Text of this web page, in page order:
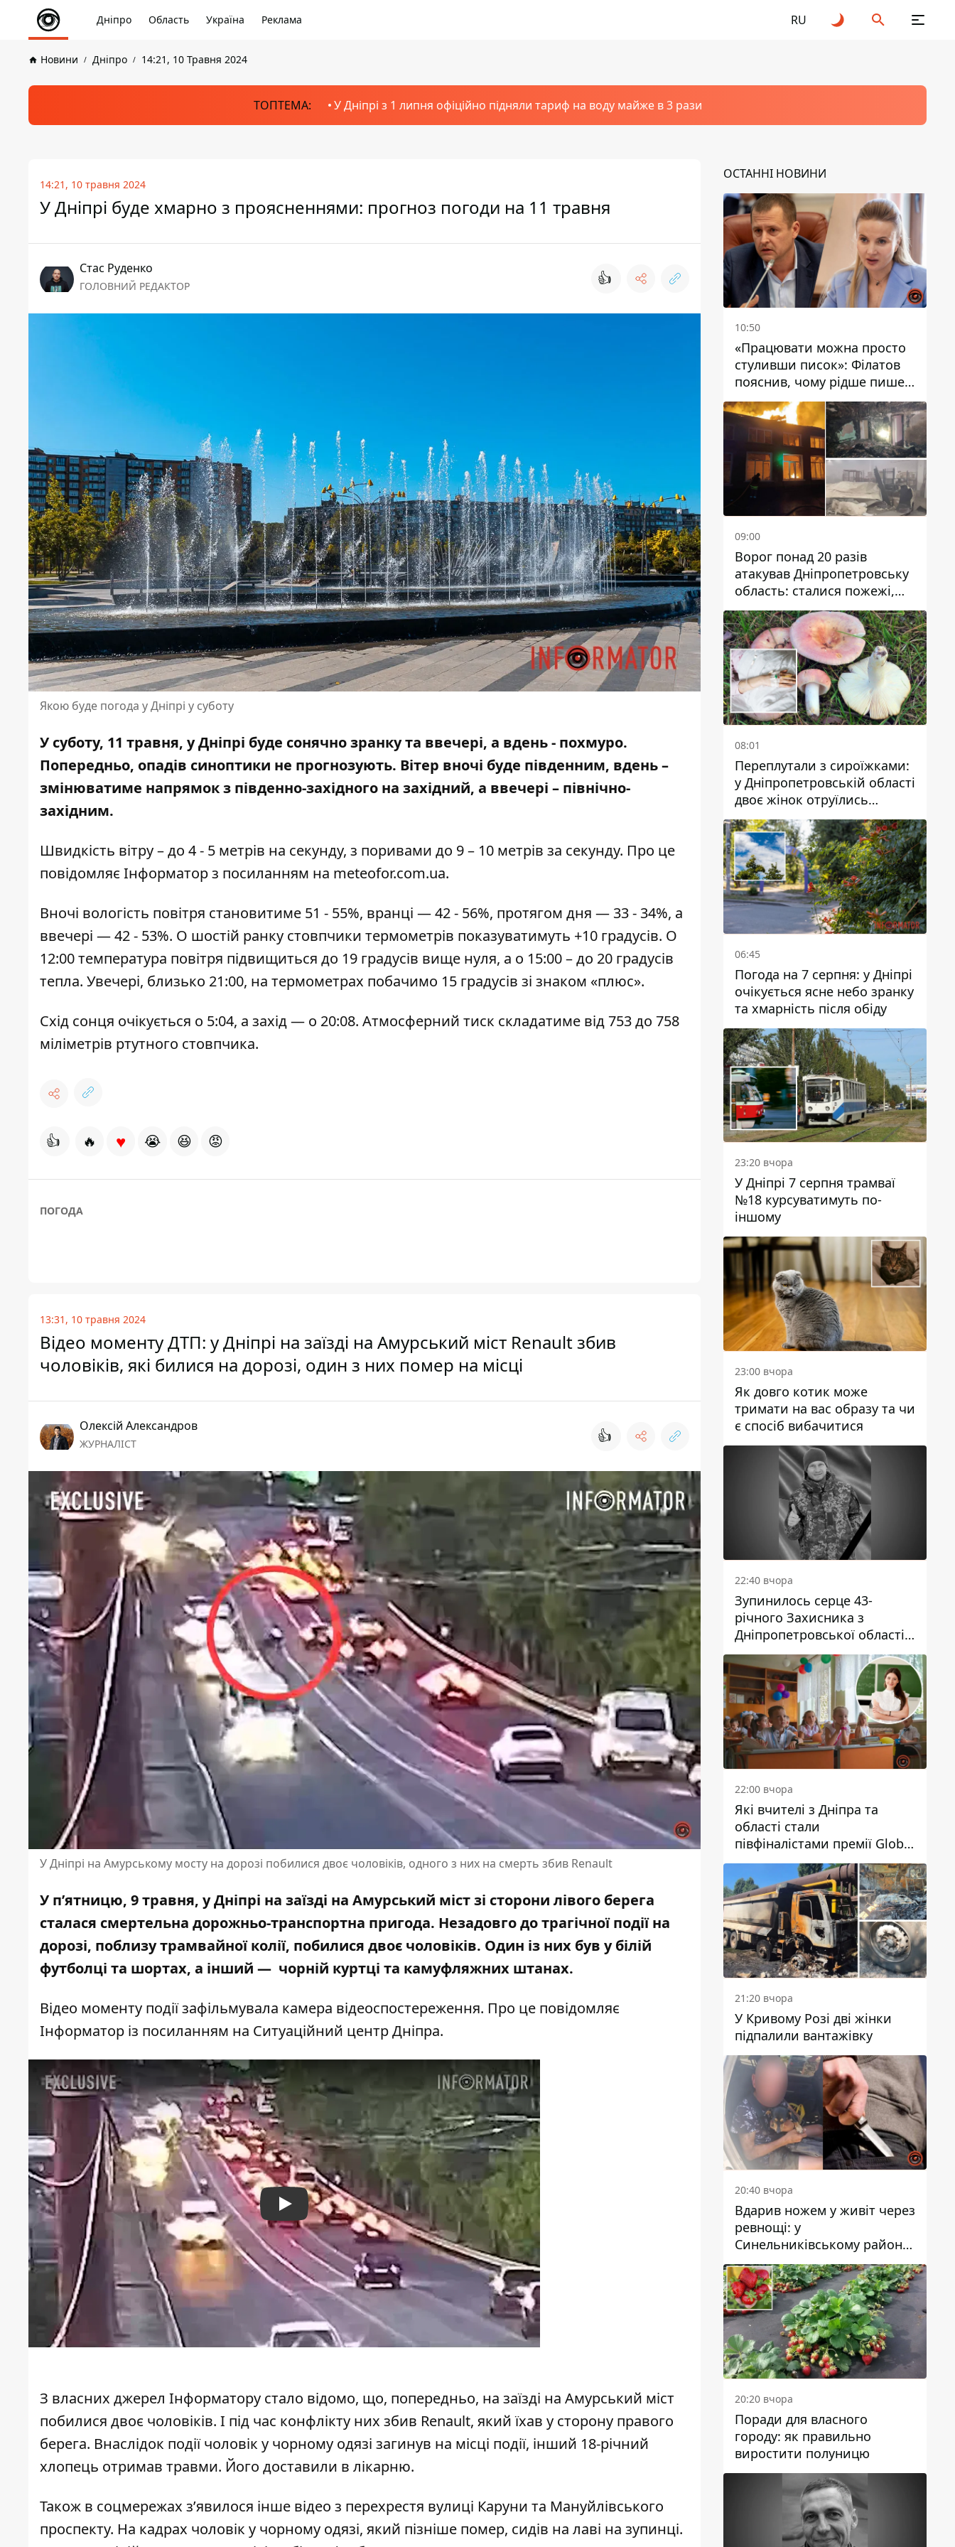
Дніпро Область Україна Реклама RU
Новини Дніпро 14:21, 10 Травня 2024
ТОПТЕМА: У Дніпрі з 1 липня офіційно підняли тариф на воду майже в 3 рази
14:21, 10 травня 2024
У Дніпрі буде хмарно з проясненнями: прогноз погоди на 11 травня
Стас Руденко
ГОЛОВНИЙ РЕДАКТОР 👍
Якою буде погода у Дніпрі у суботу
У суботу, 11 травня, у Дніпрі буде сонячно зранку та ввечері, а вдень - похмуро.
Попередньо, опадів синоптики не прогнозують. Вітер вночі буде південним, вдень –
змінюватиме напрямок з південно-західного на західний, а ввечері – північно-
західним.
Швидкість вітру – до 4 - 5 метрів на секунду, з поривами до 9 – 10 метрів за секунду. Про це
повідомляє Інформатор з посиланням на meteofor.com.ua.
Вночі вологість повітря становитиме 51 - 55%, вранці — 42 - 56%, протягом дня — 33 - 34%, а
ввечері — 42 - 53%. О шостій ранку стовпчики термометрів показуватимуть +10 градусів. О
12:00 температура повітря підвищиться до 19 градусів вище нуля, а о 15:00 – до 20 градусів
тепла. Увечері, близько 21:00, на термометрах побачимо 15 градусів зі знаком «плюс».
Схід сонця очікується о 5:04, а захід — о 20:08. Атмосферний тиск складатиме від 753 до 758
міліметрів ртутного стовпчика.
👍 🔥 ♥ 😭 😆 😡
ПОГОДА
13:31, 10 травня 2024
Відео моменту ДТП: у Дніпрі на заїзді на Амурський міст Renault збив
чоловіків, які билися на дорозі, один з них помер на місці
Олексій Александров
ЖУРНАЛІСТ 👍
У Дніпрі на Амурському мосту на дорозі побилися двоє чоловіків, одного з них на смерть збив Renault
У п’ятницю, 9 травня, у Дніпрі на заїзді на Амурський міст зі сторони лівого берега
сталася смертельна дорожньо-транспортна пригода. Незадовго до трагічної події на
дорозі, поблизу трамвайної колії, побилися двоє чоловіків. Один із них був у білій
футболці та шортах, а інший — чорній куртці та камуфляжних штанах.
Відео моменту події зафільмувала камера відеоспостереження. Про це повідомляє
Інформатор із посиланням на Ситуаційний центр Дніпра.
Play
З власних джерел Інформатору стало відомо, що, попередньо, на заїзді на Амурський міст
побилися двоє чоловіків. І під час конфлікту них збив Renault, який їхав у сторону правого
берега. Внаслідок події чоловік у чорному одязі загинув на місці події, інший 18-річний
хлопець отримав травми. Його доставили в лікарню.
Також в соцмережах з’явилося інше відео з перехрестя вулиці Каруни та Мануйлівського
проспекту. На кадрах чоловік у чорному одязі, який пізніше помер, сидів на лаві на зупинці.
ОСТАННІ НОВИНИ
10:50
«Працювати можна просто
стуливши писок»: Філатов
пояснив, чому рідше пише у
соцмережах та
розкритикував медійність
чиновників
09:00
Ворог понад 20 разів
атакував Дніпропетровську
область: сталися пожежі,
постраждали будинки,
інфраструктура та авто
08:01
Переплутали з сироїжками:
у Дніпропетровській області
двоє жінок отруїлись
грибами
06:45
Погода на 7 серпня: у Дніпрі
очікується ясне небо зранку
та хмарність після обіду
23:20 вчора
У Дніпрі 7 серпня трамваї
№18 курсуватимуть по-
іншому
23:00 вчора
Як довго котик може
тримати на вас образу та чи
є спосіб вибачитися
22:40 вчора
Зупинилось серце 43-
річного Захисника з
Дніпропетровської області
Євгена Зінченка
22:00 вчора
Які вчителі з Дніпра та
області стали
півфіналістами премії Global
Teacher Prize Ukraine 2026
21:20 вчора
У Кривому Розі дві жінки
підпалили вантажівку
20:40 вчора
Вдарив ножем у живіт через
ревнощі: у
Синельниківському районі
затримали 49-річного
чоловіка за вбивство
20:20 вчора
Поради для власного
городу: як правильно
виростити полуницю